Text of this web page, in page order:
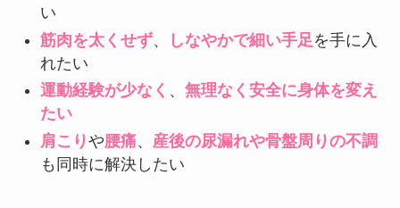
い
筋肉を太くせず、 しなやかで細い手足 を手に入
れたい
運動経験が少なく 、 無理なく安全に身体を変え
たい
肩こり や腰痛、 産後の尿漏れや骨盤周りの不調
も同時に解決したい